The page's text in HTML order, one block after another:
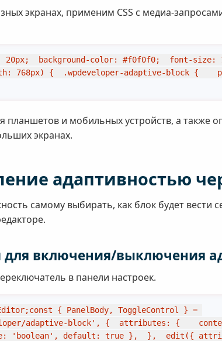
экранах, применим CSS с медиа-
20px;  background-color: #f0f0f0;  font-
768px) {  .wpdeveloper-adaptive-block {
и мобильных устройств, а также
экранах.
адаптивностью
самому выбирать, как блок будет вести
для включения/выключения
в панели настроек.
{ PanelBody, ToggleControl } =
adaptive-block', {  attributes: {
'boolean', default: true },  },  edit({